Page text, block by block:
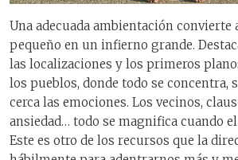
Una adecuada ambientación convierte
pequeño en un infierno grande.
las localizaciones y los primeros
los pueblos, donde todo se concentra,
cerca las emociones. Los vecinos,
ansiedad… todo se magnifica cuando
Este es otro de los recursos que la